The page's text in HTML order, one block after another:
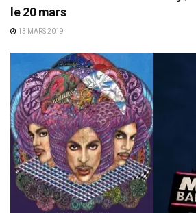
le 20 mars
13 MARS 2019